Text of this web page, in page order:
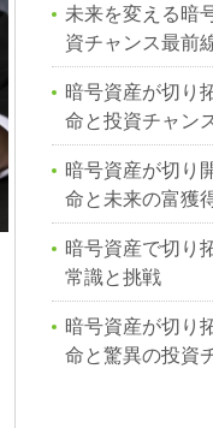
未来を変える暗
資チャンス最前
暗号資産が切り
命と投資チャン
暗号資産が切り
命と未来の富獲
暗号資産で切り
常識と挑戦
暗号資産が切り
命と驚異の投資